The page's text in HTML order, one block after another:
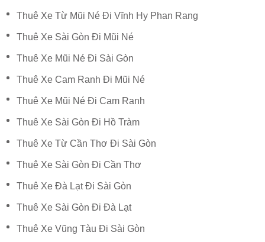
Thuê Xe Từ Mũi Né Đi Vĩnh Hy Phan Rang
Thuê Xe Sài Gòn Đi Mũi Né
Thuê Xe Mũi Né Đi Sài Gòn
Thuê Xe Cam Ranh Đi Mũi Né
Thuê Xe Mũi Né Đi Cam Ranh
Thuê Xe Sài Gòn Đi Hồ Tràm
Thuê Xe Từ Cần Thơ Đi Sài Gòn
Thuê Xe Sài Gòn Đi Cần Thơ
Thuê Xe Đà Lạt Đi Sài Gòn
Thuê Xe Sài Gòn Đi Đà Lạt
Thuê Xe Vũng Tàu Đi Sài Gòn